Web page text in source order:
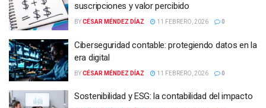
suscripciones y valor percibido
BYCÉSAR MÉNDEZ DÍAZ 11 FEBRERO, 2026 0
Ciberseguridad contable: protegiendo datos en la
era digital
BYCÉSAR MÉNDEZ DÍAZ 11 FEBRERO, 2026 0
Sostenibilidad y ESG: la contabilidad del impacto